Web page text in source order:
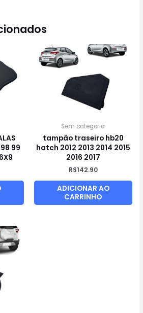
98 99
Sem categoria
tampão traseiro hb20
hatch 2012 2013 2014 2015
2016 2017
R$142.90
ADICIONAR AO
CARRINHO